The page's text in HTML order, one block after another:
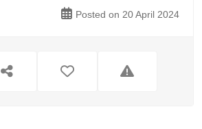
Posted on 20 April 2024